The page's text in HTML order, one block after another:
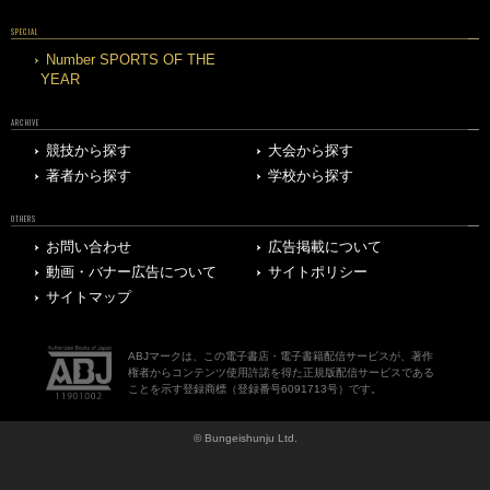
SPECIAL
Number SPORTS OF THE
YEAR
ARCHIVE
競技から探す
大会から探す
著者から探す
学校から探す
OTHERS
お問い合わせ
広告掲載について
動画・バナー広告について
サイトポリシー
サイトマップ
ABJマークは、この電子書店・電子書籍配信サービスが、著作
権者からコンテンツ使用許諾を得た正規版配信サービスである
ことを示す登録商標（登録番号6091713号）です。
© Bungeishunju Ltd.